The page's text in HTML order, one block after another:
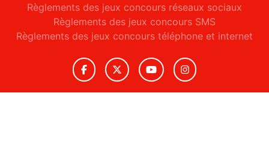
Règlements des jeux concours réseaux sociaux
Règlements des jeux concours SMS
Règlements des jeux concours téléphone et internet